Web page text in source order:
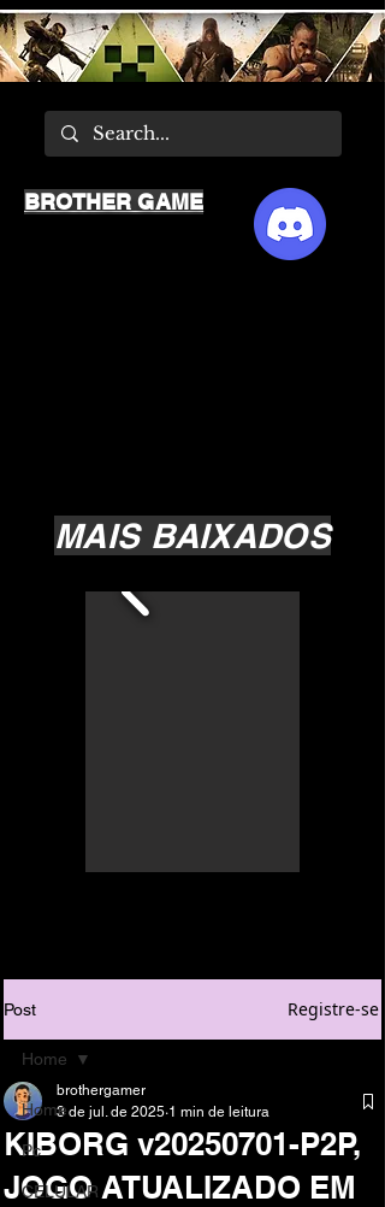
MAIS BAIXADOS
BROTHER GAME
Post Registre-se
Home
Pc
CELULAR
Home
KIBORG v20250701-P2P,
JOGO ATUALIZADO EM
brothergamer
3 de jul. de 2025 1 min de leitura